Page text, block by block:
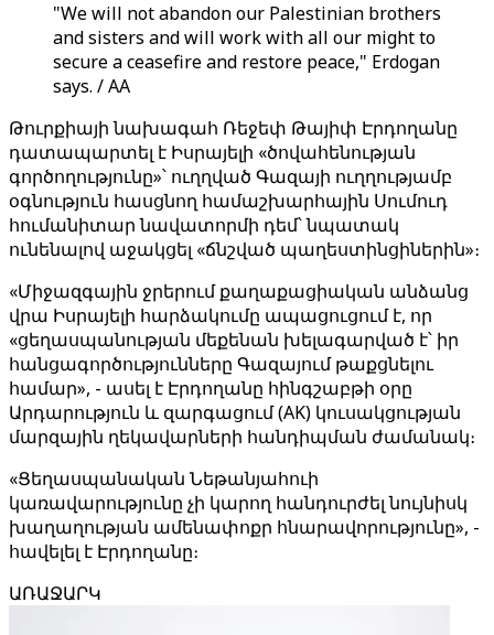
"We will not abandon our Palestinian brothers
and sisters and will work with all our might to
secure a ceasefire and restore peace," Erdogan
says. / AA
Թուրքիայի նախագահ Ռեջեփ Թայիփ Էրդողանը
դատապարտել է Իսրայելի «ծովահենության
գործողությունը»՝ ուղղված Գազայի ուղղությամբ
օգնություն հասցնող համաշխարհային Սումուդ
հումանիտար նավատորմի դեմ՝ նպատակ
ունենալով աջակցել «ճնշված պաղեստինցիներին»։
«Միջազգային ջրերում քաղաքացիական անձանց
վրա Իսրայելի հարձակումը ապացուցում է, որ
«ցեղասպանության մեքենան խելագարված է՝ իր
հանցագործությունները Գազայում թաքցնելու
համար», - ասել է Էրդողանը հինգշաբթի օրը
Արդարություն և զարգացում (AK) կուսակցության
մարզային ղեկավարների հանդիպման ժամանակ։
«Ցեղասպանական Նեթանյահուի
կառավարությունը չի կարող հանդուրժել նույնիսկ
խաղաղության ամենափոքր հնարավորությունը», -
հավելել է Էրդողանը։
ԱՌԱՋԱՐԿ